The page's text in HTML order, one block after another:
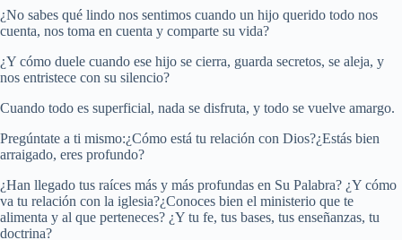
¿No sabes qué lindo nos sentimos cuando un hijo querido todo nos
cuenta, nos toma en cuenta y comparte su vida?
¿Y cómo duele cuando ese hijo se cierra, guarda secretos, se aleja, y
nos entristece con su silencio?
Cuando todo es superficial, nada se disfruta, y todo se vuelve amargo.
Pregúntate a ti mismo:¿Cómo está tu relación con Dios?¿Estás bien
arraigado, eres profundo?
¿Han llegado tus raíces más y más profundas en Su Palabra? ¿Y cómo
va tu relación con la iglesia?¿Conoces bien el ministerio que te
alimenta y al que perteneces? ¿Y tu fe, tus bases, tus enseñanzas, tu
doctrina?